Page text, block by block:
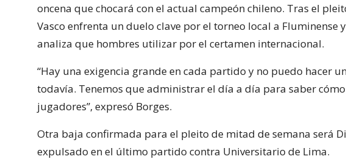
oncena que chocará con el actual campeón chileno. Tras el
Vasco enfrenta un duelo clave por el torneo local a Fluminense
analiza que hombres utilizar por el certamen internacional.
“Hay una exigencia grande en cada partido y no puedo hacer
todavía. Tenemos que administrar el día a día para saber
jugadores”, expresó Borges.
Otra baja confirmada para el pleito de mitad de semana será
expulsado en el último partido contra Universitario de Lima.